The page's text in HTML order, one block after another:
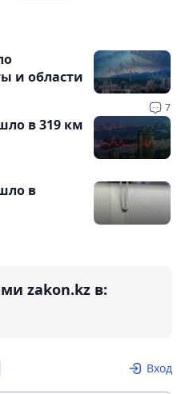
7
и области
в 319 км
в
zakon.kz в:
Вход